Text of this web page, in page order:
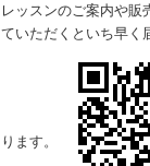
レッスンのご案内や販
ていただくといち早く
ります。